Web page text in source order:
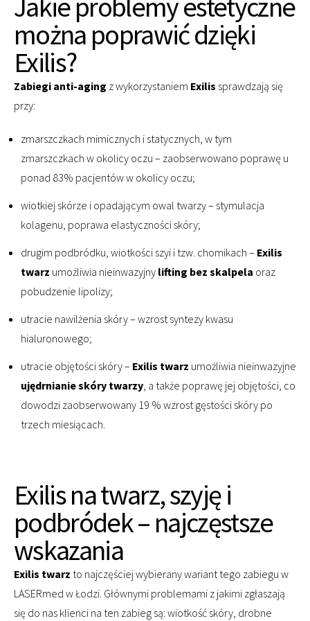
można poprawić dzięki
Exilis?
Zabiegi anti-aging z wykorzystaniem Exilis sprawdzają się
przy:
zmarszczkach mimicznych i statycznych, w tym
zmarszczkach w okolicy oczu – zaobserwowano poprawę u
ponad 83% pacjentów w okolicy oczu;
wiotkiej skórze i opadającym owal twarzy – stymulacja
kolagenu, poprawa elastyczności skóry;
drugim podbródku, wiotkości szyi i tzw. chomikach – Exilis
twarz umożliwia nieinwazyjny lifting bez skalpela oraz
pobudzenie lipolizy;
utracie nawilżenia skóry – wzrost syntezy kwasu
hialuronowego;
utracie objętości skóry – Exilis twarz umożliwia nieinwazyjne
ujędrnianie skóry twarzy , a także poprawę jej objętości, co
dowodzi zaobserwowany 19 % wzrost gęstości skóry po
trzech miesiącach.
Exilis na twarz, szyję i
podbródek – najczęstsze
wskazania
Exilis twarz to najczęściej wybierany wariant tego zabiegu w
LASERmed w Łodzi. Głównymi problemami z jakimi zgłaszają
się do nas klienci na ten zabieg są: wiotkość skóry, drobne